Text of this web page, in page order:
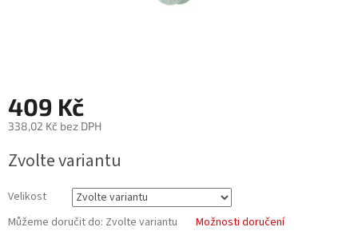
409 Kč
338,02 Kč bez DPH
cena:
Zvolte variantu
Velikost
Můžeme doručit do: Zvolte variantu Možnosti doručení